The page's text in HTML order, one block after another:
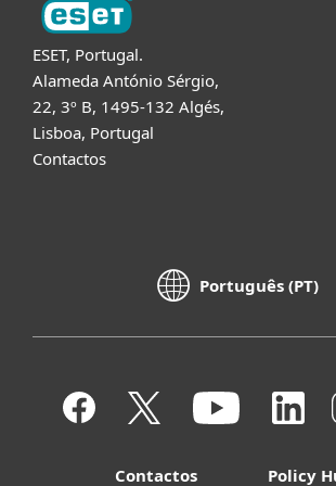
ESET, Portugal.
Alameda António Sérgio,
22, 3º B, 1495-132 Algés,
Lisboa, Portugal
Contactos
Português (PT)
Contactos Policy